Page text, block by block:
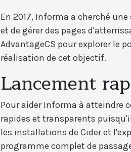
En 2017, Informa a cherché
et de gérer des pages
AdvantageCS pour explorer le
réalisation de cet objectif.
Lancement
Pour aider Informa à atteindre
rapides et transparents
les installations de Cider et
programme complet de